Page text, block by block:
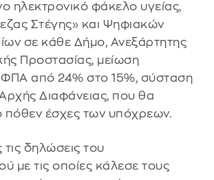
ηλεκτρονικό φάκελο υγείας,
Στέγης» και Ψηφιακών
σε κάθε Δήμο, Ανεξάρτητης
Προστασίας, μείωση
από 24% στο 15%, σύσταση
Διαφάνειας, που θα
πόθεν έσχες των υπόχρεων.
δηλώσεις του
με τις οποίες κάλεσε τους